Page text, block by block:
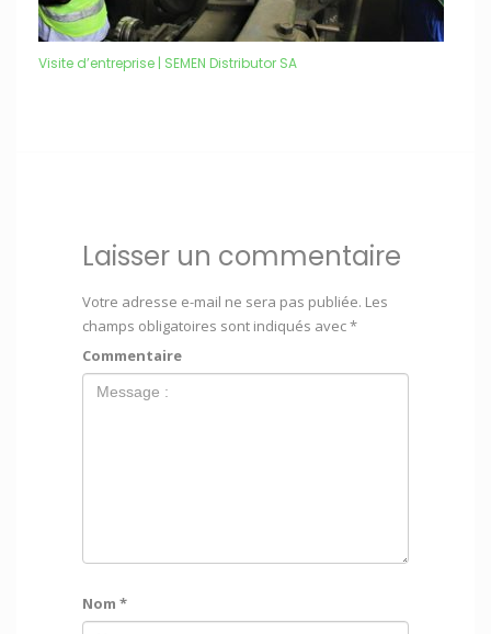
Visite d’entreprise | SEMEN Distributor SA
Laisser un commentaire
Votre adresse e-mail ne sera pas publiée. Les
champs obligatoires sont indiqués avec*
Commentaire
Nom *